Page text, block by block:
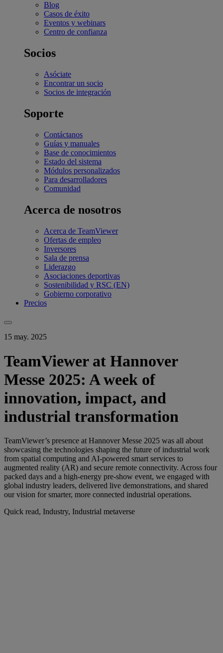
Blog
Casos de éxito
Eventos y webinars
Centro de confianza
Socios
Asóciate
Encontrar un socio
Socios de integración
Soporte
Contáctanos
Guías y manuales
Base de conocimientos
Estado del sistema
Módulos personalizados
Para desarrolladores
Comunidad
Acerca de nosotros
Acerca de TeamViewer
Ofertas de empleo
Inversores
Sala de prensa
Liderazgo
Asociaciones deportivas
Sostenibilidad y RSC (EN)
Gobierno corporativo
Precios
15 may. 2025
TeamViewer at Hannover
Messe 2025: A week of
innovation, impact, and
industrial transformation
TeamViewer’s presence at Hannover Messe 2025 was all about
showcasing the technologies shaping the future of industrial work
from spatial computing and AI-powered smart services to
augmented reality (AR) and secure remote connectivity. Across four
packed days and a high-energy pre-show event, we engaged with
global industry leaders, delivered live demonstrations, and shared
our vision for smarter, more connected industrial operations.
Quick read, Industry, Industrial metaverse